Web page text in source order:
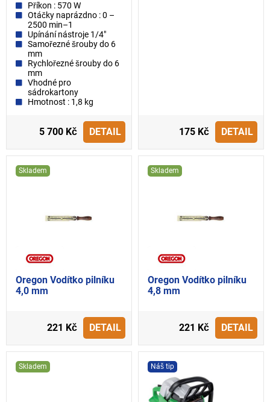
Příkon : 570 W
Otáčky naprázdno : 0 –
2500 min–1
Upínání nástroje 1/4"
Samořezné šrouby do 6
mm
Rychlořezné šrouby do 6
mm
Vhodné pro
sádrokartony
Hmotnost : 1,8 kg
5 700 Kč DETAIL 175 Kč DETAIL
Skladem
Oregon Vodítko pilníku
4,0 mm
221 Kč DETAIL
Skladem
Oregon Vodítko pilníku
4,8 mm
221 Kč DETAIL
Skladem Náš tip